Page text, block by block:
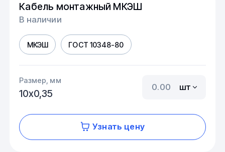
Кабель монтажный МКЭШ
В наличии
МКЭШ ГОСТ 10348-80
Размер, мм
10х0,35
шт
Узнать цену